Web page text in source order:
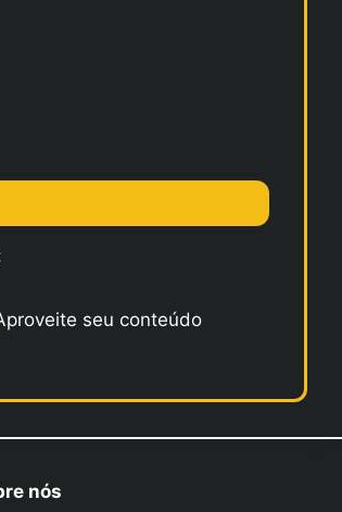
seu conteúdo
nós